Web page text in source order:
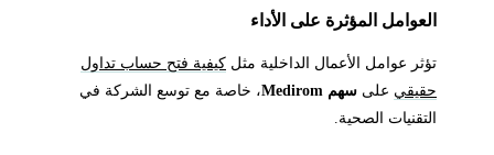
العوامل المؤثرة على الأداء
تؤثر عوامل الأعمال الداخلية مثل كيفية فتح حساب تداول
حقيقي على سهم Medirom
، خاصة مع توسع الشركة في
التقنيات الصحية.